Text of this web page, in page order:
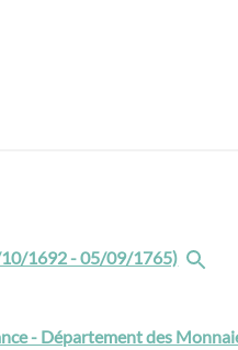
10/1692 - 05/09/1765)
- Département des